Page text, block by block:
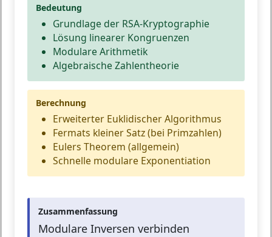
Bedeutung
Grundlage der RSA-Kryptographie
Lösung linearer Kongruenzen
Modulare Arithmetik
Algebraische Zahlentheorie
Berechnung
Erweiterter Euklidischer Algorithmus
Fermats kleiner Satz (bei Primzahlen)
Eulers Theorem (allgemein)
Schnelle modulare Exponentiation
Zusammenfassung
Modulare Inversen verbinden